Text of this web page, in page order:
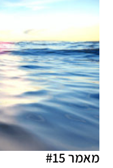
מאמר #15